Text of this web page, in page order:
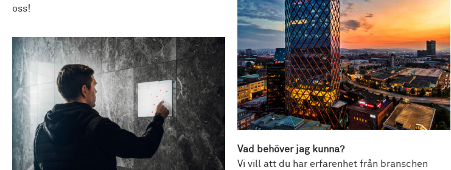
oss!
Vad behöver jag kunna?
Vi vill att du har erfarenhet från branschen